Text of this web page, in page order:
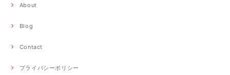
About
Blog
Contact
プライバシーポリシー